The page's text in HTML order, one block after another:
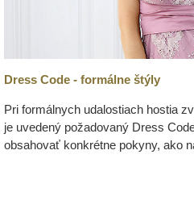
Dress Code - formálne štýly
Pri formálnych udalostiach hostia
je uvedený požadovaný Dress
obsahovať konkrétne pokyny, ako